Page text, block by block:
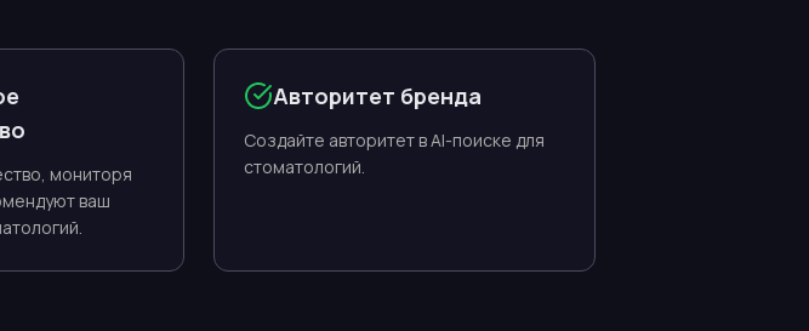
мониторя
ваш
Авторитет бренда
Создайте авторитет в AI-поиске для
стоматологий.